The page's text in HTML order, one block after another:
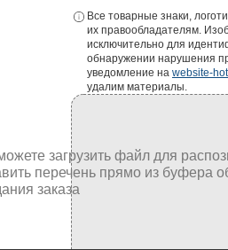
Все товарные знаки,
их правообладателям.
исключительно для
обнаружении нарушения
уведомление на website-
удалим материалы.